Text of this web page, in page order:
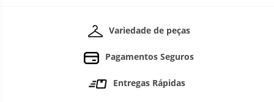
Variedade de peças
Pagamentos Seguros
Entregas Rápidas